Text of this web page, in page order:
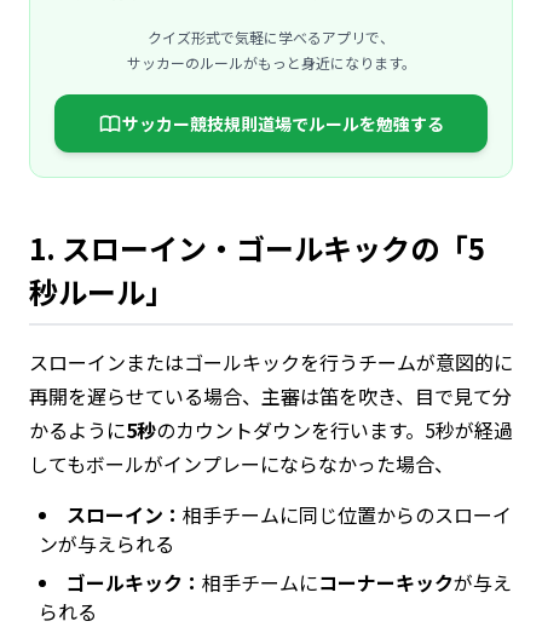
クイズ形式で気軽に学べるアプリで、
サッカーのルールがもっと身近になります。
サッカー競技規則道場でルールを勉強する
1. スローイン・ゴールキックの「5
秒ルール」
スローインまたはゴールキックを行うチームが意図的に
再開を遅らせている場合、主審は笛を吹き、目で見て分
かるように5秒のカウントダウンを行います。5秒が経過
してもボールがインプレーにならなかった場合、
スローイン： 相手チームに同じ位置からのスローイ
ンが与えられる
ゴールキック： 相手チームにコーナーキックが与え
られる